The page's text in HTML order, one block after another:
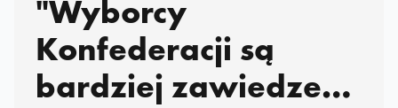
"Wyborcy
Konfederacji są
bardziej zawiedzeni